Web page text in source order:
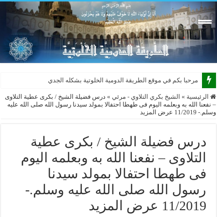
مرحبا بكم في موقع الطريقة الدومية الخلوتية بشكله الجديد 2015
الرئيسية » الشيخ بكري التلاوي - مرئي » درس فضيلة الشيخ / بكرى عطية التلاوى
– نفعنا الله به وبعلمه اليوم فى طهطا احتفالا بمولد سيدنا رسول الله صلى الله عليه
وسلم.- 11/2019 عرض المزيد
درس فضيلة الشيخ / بكرى عطية
التلاوى – نفعنا الله به وبعلمه اليوم
فى طهطا احتفالا بمولد سيدنا
رسول الله صلى الله عليه وسلم.-
11/2019 عرض المزيد